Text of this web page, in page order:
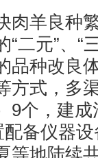
良种繁
二元”、“
品种改良
方式，多
9个，建
备仪器
等地陆续